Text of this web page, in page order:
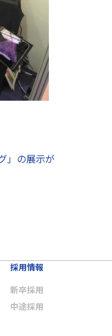
」の展示が
採用情報
新卒採用
中途採用